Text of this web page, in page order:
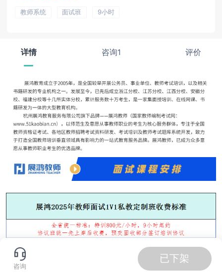
教师系统 面试班 9小时
详情 咨询1 评价
咨询
已下架